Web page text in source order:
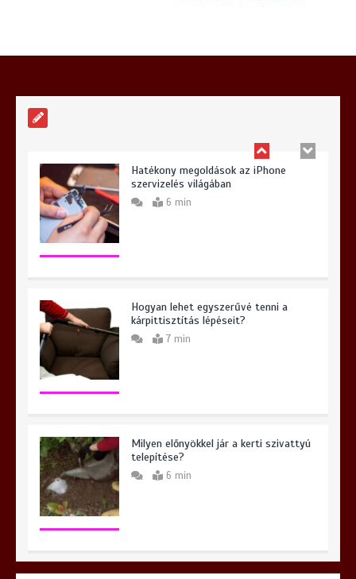
Hatékony megoldások az iPhone
szervizelés világában
6 min
Hogyan lehet egyszerűvé tenni a
kárpittisztítás lépéseit?
7 min
Milyen előnyökkel jár a kerti szivattyú
telepítése?
6 min